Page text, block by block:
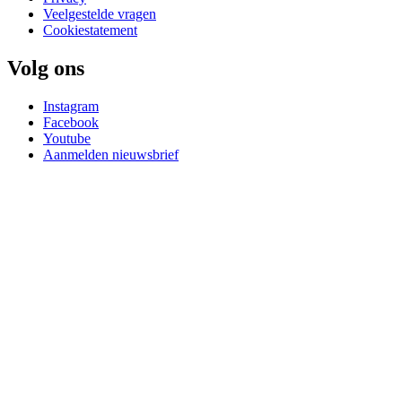
Veelgestelde vragen
Cookiestatement
Volg ons
Instagram
Facebook
Youtube
Aanmelden nieuwsbrief